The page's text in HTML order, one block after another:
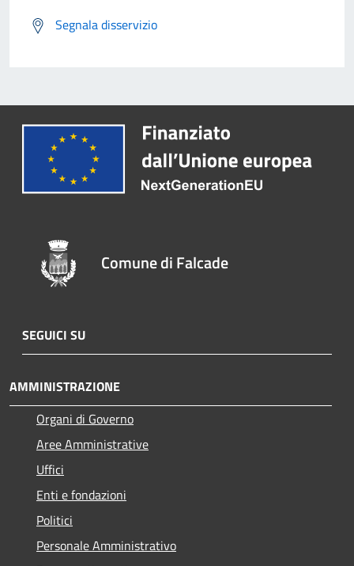
Segnala disservizio
Comune di Falcade
SEGUICI SU
AMMINISTRAZIONE
Organi di Governo
Aree Amministrative
Uffici
Enti e fondazioni
Politici
Personale Amministrativo